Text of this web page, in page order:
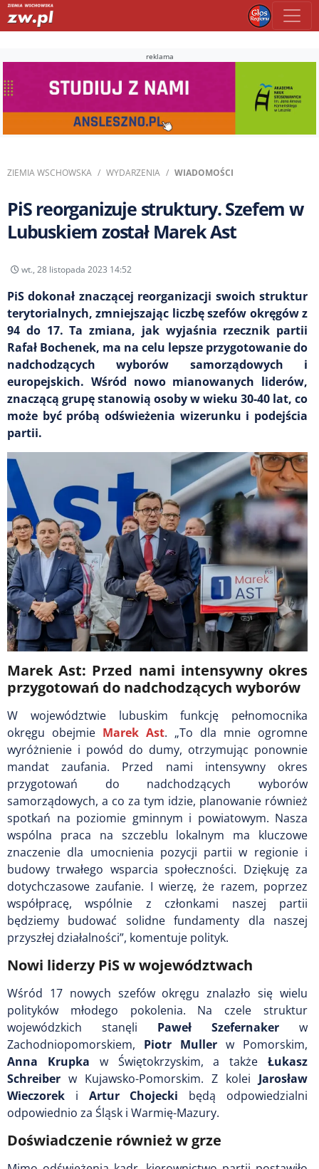
reklama
ZIEMIA WSCHOWSKA WYDARZENIA WIADOMOŚCI
PiS reorganizuje struktury. Szefem w
Lubuskiem został Marek Ast
wt., 28 listopada 2023 14:52
PiS dokonał znaczącej reorganizacji swoich struktur
terytorialnych, zmniejszając liczbę szefów okręgów z
94 do 17. Ta zmiana, jak wyjaśnia rzecznik partii
Rafał Bochenek, ma na celu lepsze przygotowanie do
nadchodzących wyborów samorządowych i
europejskich. Wśród nowo mianowanych liderów,
znaczącą grupę stanowią osoby w wieku 30-40 lat, co
może być próbą odświeżenia wizerunku i podejścia
partii.
Marek Ast: Przed nami intensywny okres
przygotowań do nadchodzących wyborów
W województwie lubuskim funkcję pełnomocnika
okręgu obejmie Marek Ast. „To dla mnie ogromne
wyróżnienie i powód do dumy, otrzymując ponownie
mandat zaufania. Przed nami intensywny okres
przygotowań do nadchodzących wyborów
samorządowych, a co za tym idzie, planowanie również
spotkań na poziomie gminnym i powiatowym. Nasza
wspólna praca na szczeblu lokalnym ma kluczowe
znaczenie dla umocnienia pozycji partii w regionie i
budowy trwałego wsparcia społeczności. Dziękuję za
dotychczasowe zaufanie. I wierzę, że razem, poprzez
współpracę, wspólnie z członkami naszej partii
będziemy budować solidne fundamenty dla naszej
przyszłej działalności”, komentuje polityk.
Nowi liderzy PiS w województwach
Wśród 17 nowych szefów okręgu znalazło się wielu
polityków młodego pokolenia. Na czele struktur
wojewódzkich stanęli Paweł Szefernaker w
Zachodniopomorskiem, Piotr Muller w Pomorskim,
Anna Krupka w Świętokrzyskim, a takżeŁukasz
Schreiber w Kujawsko-Pomorskim. Z kolei Jarosław
Wieczorek i Artur Chojecki będą odpowiedzialni
odpowiednio za Śląsk i Warmię-Mazury.
Doświadczenie również w grze